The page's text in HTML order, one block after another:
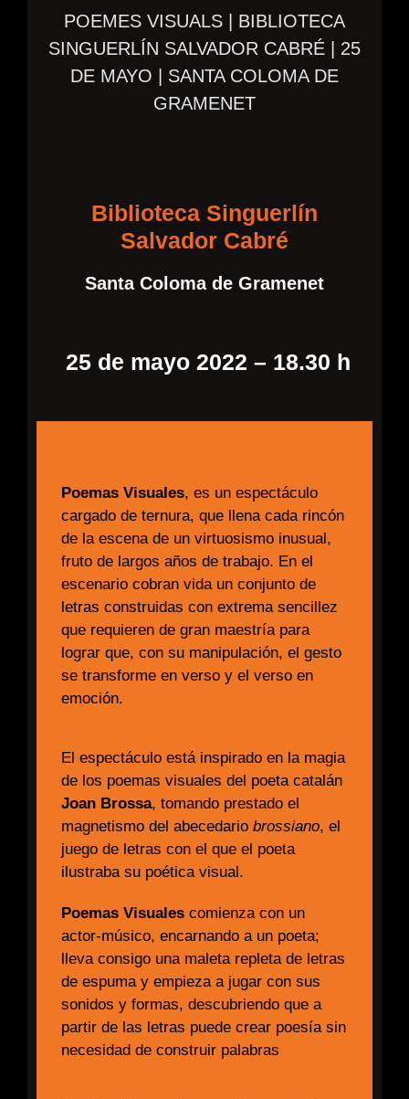
POEMES VISUALS | BIBLIOTECA
SINGUERLÍN SALVADOR CABRÉ | 25
DE MAYO | SANTA COLOMA DE
GRAMENET
Biblioteca Singuerlín
Salvador Cabré
Santa Coloma de Gramenet
25 de mayo 2022 – 18.30 h
Poemas Visuales, es un espectáculo
cargado de ternura, que llena cada rincón
de la escena de un virtuosismo inusual,
fruto de largos años de trabajo. En el
escenario cobran vida un conjunto de
letras construidas con extrema sencillez
que requieren de gran maestría para
lograr que, con su manipulación, el gesto
se transforme en verso y el verso en
emoción.
El espectáculo está inspirado en la magia
de los poemas visuales del poeta catalán
Joan Brossa, tomando prestado el
magnetismo del abecedariobrossiano, el
juego de letras con el que el poeta
ilustraba su poética visual.
Poemas Visuales comienza con un
actor-músico, encarnando a un poeta;
lleva consigo una maleta repleta de letras
de espuma y empieza a jugar con sus
sonidos y formas, descubriendo que a
partir de las letras puede crear poesía sin
necesidad de construir palabras